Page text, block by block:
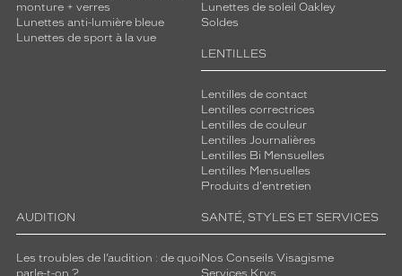
monture + verres
Lunettes anti-lumière bleue
Lunettes de sport à la vue
Lunettes de soleil Oakley
Soldes
LENTILLES
Lentilles de contact
Lentilles correctrices
Lentilles de couleur
Lentilles Journalières
Lentilles Bi Mensuelles
Lentilles Mensuelles
Produits d'entretien
AUDITION
Les troubles de l’audition : de quoi
parle-t-on ?
SANTÉ, STYLES ET SERVICES
Nos Conseils Visagisme
Services Krys